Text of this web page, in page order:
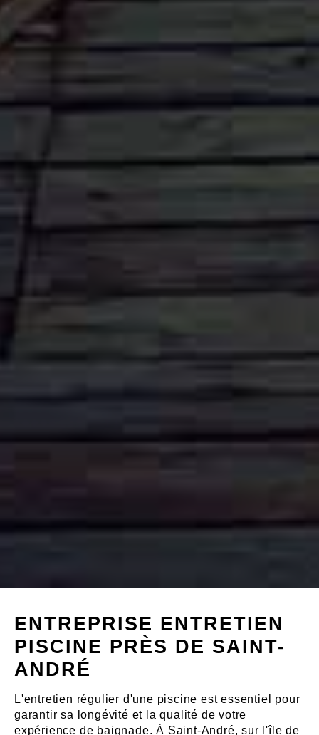
ENTREPRISE ENTRETIEN
PISCINE PRÈS DE SAINT-
ANDRÉ
L'entretien régulier d'une piscine est essentiel pour
garantir sa longévité et la qualité de votre
expérience de baignade. À Saint-André, sur l'île de